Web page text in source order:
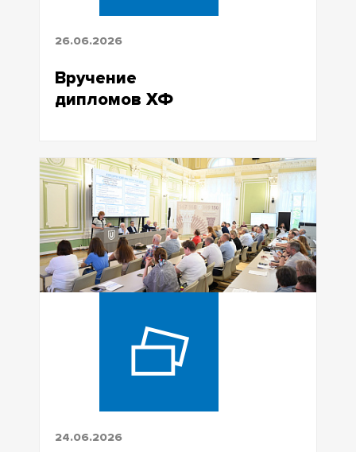
26.06.2026
Вручение
дипломов ХФ
24.06.2026